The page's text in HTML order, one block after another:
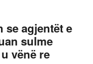
se agjentët e
sulme
vënë re